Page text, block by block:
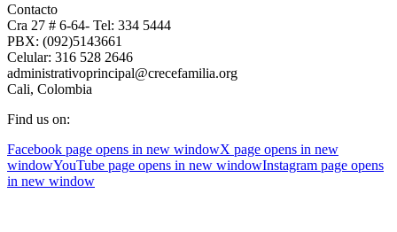
Contacto
Cra 27 # 6-64- Tel: 334 5444
PBX: (092)5143661
Celular: 316 528 2646
administrativoprincipal@crecefamilia.org
Cali, Colombia
Find us on:
Facebook page opens in new windowX page opens in new
windowYouTube page opens in new windowInstagram page opens
in new window